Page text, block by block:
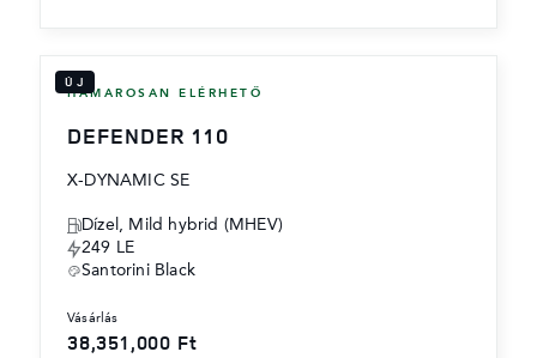
ÚJ
HAMAROSAN ELÉRHETŐ
DEFENDER 110
X-DYNAMIC SE
Dízel, Mild hybrid (MHEV)
249 LE
Santorini Black
vásárlás
38,351,000 Ft